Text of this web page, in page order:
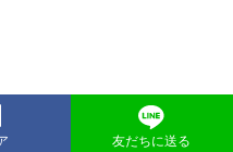
友だちに送る